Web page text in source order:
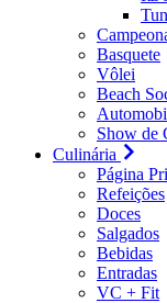
Basquete
Vôlei
Beach
Show de
Culinária
Página
Refeições
Doces
Salgados
Bebidas
Entradas
VC + Fit